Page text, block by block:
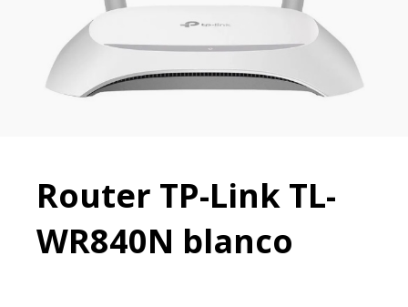
Router TP-Link TL-
WR840N blanco